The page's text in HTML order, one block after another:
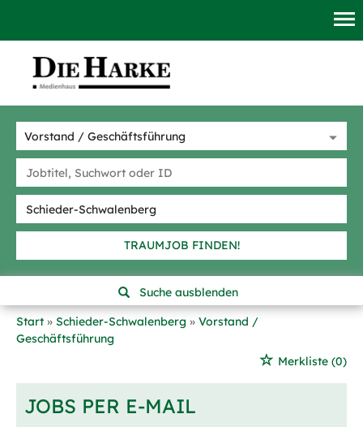
TRAUMJOB FINDEN!
Suche ausblenden
Start
Schieder-Schwalenberg
Vorstand /
Geschäftsführung
Merkliste (0)
JOBS PER E-MAIL